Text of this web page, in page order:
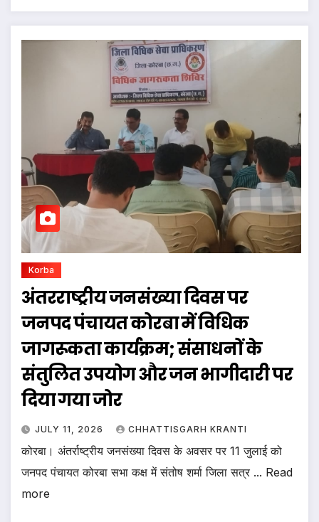
Korba
अंतरराष्ट्रीय जनसंख्या दिवस पर
जनपद पंचायत कोरबा में विधिक
जागरूकता कार्यक्रम; संसाधनों के
संतुलित उपयोग और जन भागीदारी पर
दिया गया जोर
JULY 11, 2026 CHHATTISGARH KRANTI
कोरबा। अंतर्राष्ट्रीय जनसंख्या दिवस के अवसर पर 11 जुलाई को
जनपद पंचायत कोरबा सभा कक्ष में संतोष शर्मा जिला सत्र ... Read
more